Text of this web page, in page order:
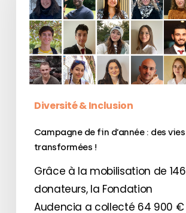
d’année
des
vies
transformées
Diversité & Inclusion
Campagne de fin d’année : des vies
transformées !
Grâce à la mobilisation de 146
donateurs, la Fondation
Audencia a collecté 64 900 €